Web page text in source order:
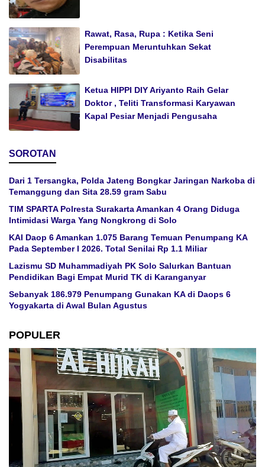
Rawat, Rasa, Rupa : Ketika Seni
Perempuan Meruntuhkan Sekat
Disabilitas
Ketua HIPPI DIY Ariyanto Raih Gelar
Doktor , Teliti Transformasi Karyawan
Kapal Pesiar Menjadi Pengusaha
SOROTAN
Dari 1 Tersangka, Polda Jateng Bongkar Jaringan Narkoba di
Temanggung dan Sita 28.59 gram Sabu
TIM SPARTA Polresta Surakarta Amankan 4 Orang Diduga
Intimidasi Warga Yang Nongkrong di Solo
KAI Daop 6 Amankan 1.075 Barang Temuan Penumpang KA
Pada September I 2026. Total Senilai Rp 1.1 Miliar
Lazismu SD Muhammadiyah PK Solo Salurkan Bantuan
Pendidikan Bagi Empat Murid TK di Karanganyar
Sebanyak 186.979 Penumpang Gunakan KA di Daops 6
Yogyakarta di Awal Bulan Agustus
POPULER